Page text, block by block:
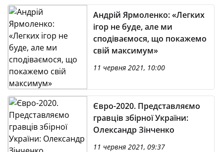
Андрій Ярмоленко: «Легких
ігор не буде, але ми
сподіваємося, що покажемо
свій максимум»
11 червня 2021, 10:00
Євро-2020. Представляємо
гравців збірної України:
Олександр Зінченко
11 червня 2021, 09:37